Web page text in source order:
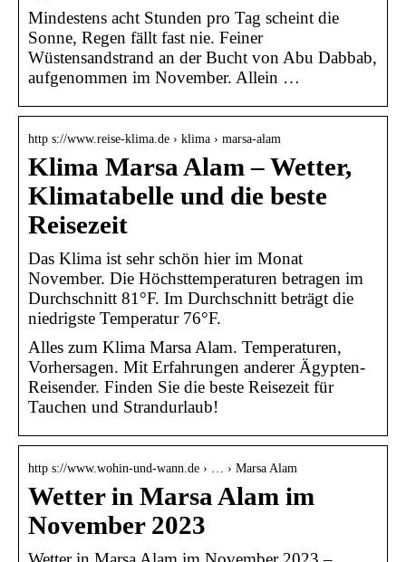
Mindestens acht Stunden pro Tag scheint die
Sonne, Regen fällt fast nie. Feiner
Wüstensandstrand an der Bucht von Abu Dabbab,
aufgenommen im November. Allein …
http s://www.reise-klima.de › klima › marsa-alam
Klima Marsa Alam – Wetter,
Klimatabelle und die beste
Reisezeit
Das Klima ist sehr schön hier im Monat
November. Die Höchsttemperaturen betragen im
Durchschnitt 81°F. Im Durchschnitt beträgt die
niedrigste Temperatur 76°F.
Alles zum Klima Marsa Alam. Temperaturen,
Vorhersagen. Mit Erfahrungen anderer Ägypten-
Reisender. Finden Sie die beste Reisezeit für
Tauchen und Strandurlaub!
http s://www.wohin-und-wann.de › … › Marsa Alam
Wetter in Marsa Alam im
November 2023